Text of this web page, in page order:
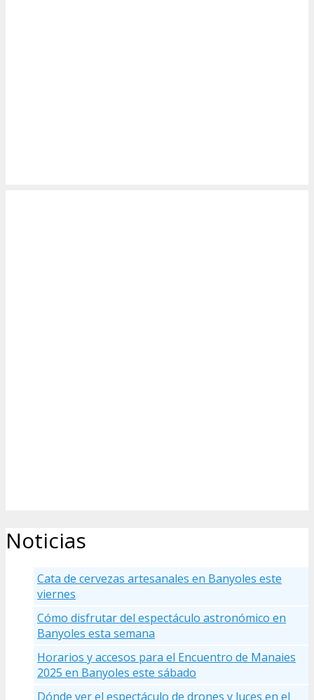
Noticias
Cata de cervezas artesanales en Banyoles este
viernes
Cómo disfrutar del espectáculo astronómico en
Banyoles esta semana
Horarios y accesos para el Encuentro de Manaies
2025 en Banyoles este sábado
Dónde ver el espectáculo de drones y luces en el